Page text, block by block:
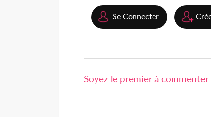
Se Connecter
Soyez le premier à